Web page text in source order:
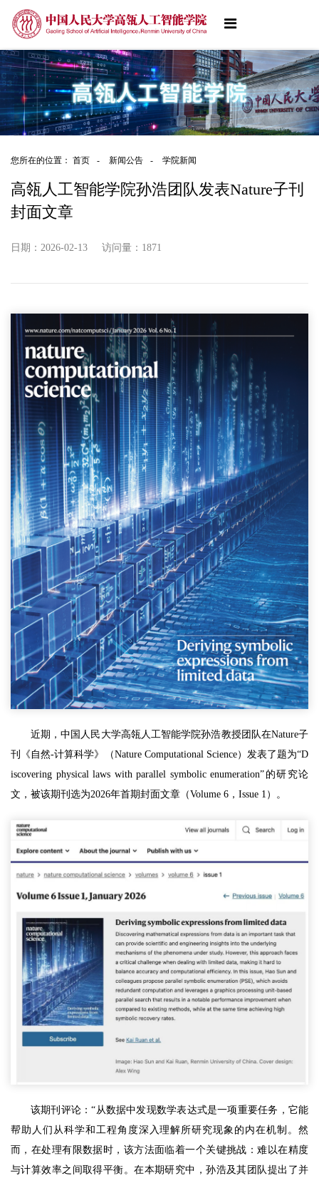
您所在的位置： 首页 - 新闻公告 - 学院新闻
高瓴人工智能学院孙浩团队发表Nature子刊
封面文章
日期：2026-02-13 访问量： 1871
近期，中国人民大学高瓴人工智能学院孙浩教授团队在Nature子
刊《自然-计算科学》（Nature Computational Science）发表了题为“D
iscovering physical laws with parallel symbolic enumeration”的研究论
文，被该期刊选为2026年首期封面文章（Volume 6，Issue 1）。
该期刊评论：“从数据中发现数学表达式是一项重要任务，它能
帮助人们从科学和工程角度深入理解所研究现象的内在机制。然
而，在处理有限数据时，该方法面临着一个关键挑战：难以在精度
与计算效率之间取得平衡。在本期研究中，孙浩及其团队提出了并